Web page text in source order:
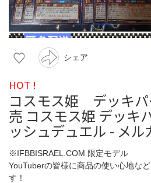
シェア
HOT !
コスモス姫 デッキ
売 コスモス姫 デッキ
ッシュデュエル - メル
※IFBBISRAEL.COM 限定モデル
YouTuberの皆様に商品の使い心地な
す！